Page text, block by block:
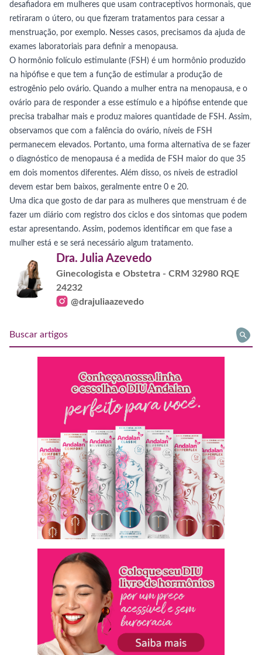
desafiadora em mulheres que usam contraceptivos hormonais, que
retiraram o útero, ou que fizeram tratamentos para cessar a
menstruação, por exemplo. Nesses casos, precisamos da ajuda de
exames laboratoriais para definir a menopausa.
O hormônio folículo estimulante (FSH) é um hormônio produzido
na hipófise e que tem a função de estimular a produção de
estrogênio pelo ovário. Quando a mulher entra na menopausa, e o
ovário para de responder a esse estímulo e a hipófise entende que
precisa trabalhar mais e produz maiores quantidade de FSH. Assim,
observamos que com a falência do ovário, níveis de FSH
permanecem elevados. Portanto, uma forma alternativa de se fazer
o diagnóstico de menopausa é a medida de FSH maior do que 35
em dois momentos diferentes. Além disso, os níveis de estradiol
devem estar bem baixos, geralmente entre 0 e 20.
Uma dica que gosto de dar para as mulheres que menstruam é de
fazer um diário com registro dos ciclos e dos sintomas que podem
estar apresentando. Assim, podemos identificar em que fase a
mulher está e se será necessário algum tratamento.
Dra. Julia Azevedo
Ginecologista e Obstetra - CRM 32980 RQE
24232
@drajuliaazevedo